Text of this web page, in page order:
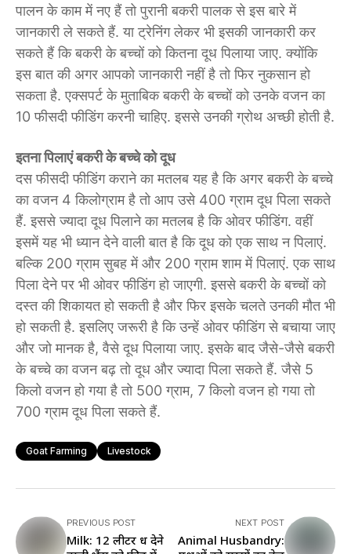
पालन के काम में नए हैं तो पुरानी बकरी पालक से इस बारे में
जानकारी ले सकते हैं. या ट्रेनिंग लेकर भी इसकी जानकारी कर
सकते हैं कि बकरी के बच्चों को कितना दूध पिलाया जाए. क्योंकि
इस बात की अगर आपको जानकारी नहीं है तो फिर नुकसान हो
सकता है. एक्सपर्ट के मुताबिक बकरी के बच्चों को उनके वजन का
10 फीसदी फीडिंग करनी चाहिए. इससे उनकी ग्रोथ अच्छी होती है.
इतना पिलाएं बकरी के बच्चे को दूध
दस फीसदी फीडिंग कराने का मतलब यह है कि अगर बकरी के बच्चे
का वजन 4 किलोग्राम है तो आप उसे 400 ग्राम दूध पिला सकते
हैं. इससे ज्यादा दूध पिलाने का मतलब है कि ओवर फीडिंग. वहीं
इसमें यह भी ध्यान देने वाली बात है कि दूध को एक साथ न पिलाएं.
बल्कि 200 ग्राम सुबह में और 200 ग्राम शाम में पिलाएं. एक साथ
पिला देने पर भी ओवर फीडिंग हो जाएगी. इससे बकरी के बच्चों को
दस्त की शिकायत हो सकती है और फिर इसके चलते उनकी मौत भी
हो सकती है. इसलिए जरूरी है कि उन्हें ओवर फीडिंग से बचाया जाए
और जो मानक है, वैसे दूध पिलाया जाए. इसके बाद जैसे-जैसे बकरी
के बच्चे का वजन बढ़ तो दूध और ज्यादा पिला सकते हैं. जैसे 5
किलो वजन हो गया है तो 500 ग्राम, 7 किलो वजन हो गया तो
700 ग्राम दूध पिला सकते हैं.
Goat Farming Livestock
PREVIOUS POST
Milk: 12 लीटर दूध देने
NEXT POST
Animal Husbandry: